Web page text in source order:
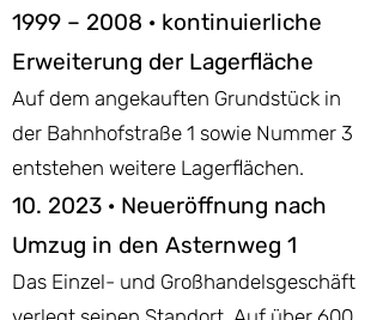
1999 – 2008 · kontinuierliche
Erweiterung der Lagerfläche
Auf dem angekauften Grundstück in
der Bahnhofstraße 1 sowie Nummer 3
entstehen weitere Lagerflächen.
10. 2023 · Neueröffnung nach
Umzug in den Asternweg 1
Das Einzel- und Großhandelsgeschäft